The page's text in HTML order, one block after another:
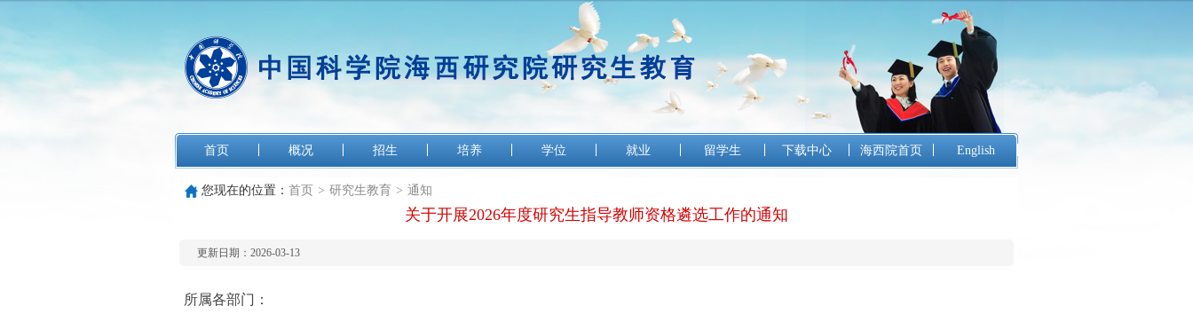
首页 概况 招生 培养 学位 就业 留学生 下载中心 海西院首页 English
您现在的位置： 首页 > 研究生教育 > 通知
关于开展2026年度研究生指导教师资格遴选工作的通知
更新日期：2026-03-13
所属各部门：